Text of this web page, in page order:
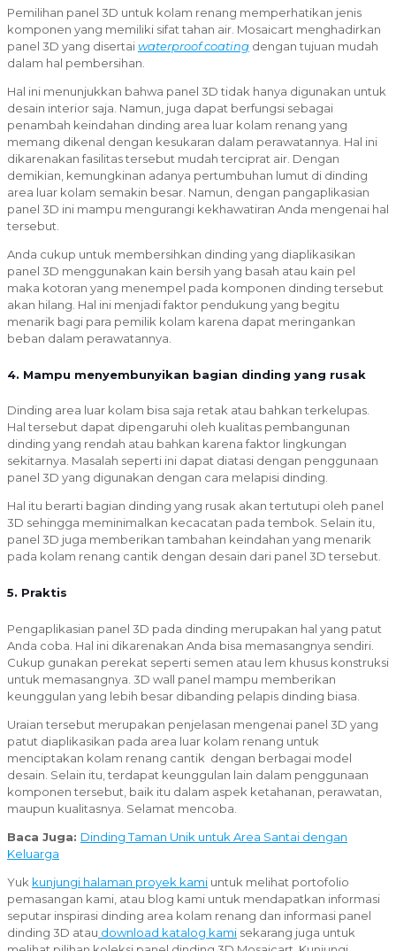
Pemilihan panel 3D untuk kolam renang memperhatikan jenis
komponen yang memiliki sifat tahan air. Mosaicart menghadirkan
panel 3D yang disertaiwaterproof coating dengan tujuan mudah
dalam hal pembersihan.
Hal ini menunjukkan bahwa panel 3D tidak hanya digunakan untuk
desain interior saja. Namun, juga dapat berfungsi sebagai
penambah keindahan dinding area luar kolam renang yang
memang dikenal dengan kesukaran dalam perawatannya. Hal ini
dikarenakan fasilitas tersebut mudah terciprat air. Dengan
demikian, kemungkinan adanya pertumbuhan lumut di dinding
area luar kolam semakin besar. Namun, dengan pangaplikasian
panel 3D ini mampu mengurangi kekhawatiran Anda mengenai hal
tersebut.
Anda cukup untuk membersihkan dinding yang diaplikasikan
panel 3D menggunakan kain bersih yang basah atau kain pel
maka kotoran yang menempel pada komponen dinding tersebut
akan hilang. Hal ini menjadi faktor pendukung yang begitu
menarik bagi para pemilik kolam karena dapat meringankan
beban dalam perawatannya.
4. Mampu menyembunyikan bagian dinding yang rusak
Dinding area luar kolam bisa saja retak atau bahkan terkelupas.
Hal tersebut dapat dipengaruhi oleh kualitas pembangunan
dinding yang rendah atau bahkan karena faktor lingkungan
sekitarnya. Masalah seperti ini dapat diatasi dengan penggunaan
panel 3D yang digunakan dengan cara melapisi dinding.
Hal itu berarti bagian dinding yang rusak akan tertutupi oleh panel
3D sehingga meminimalkan kecacatan pada tembok. Selain itu,
panel 3D juga memberikan tambahan keindahan yang menarik
pada kolam renang cantik dengan desain dari panel 3D tersebut.
5. Praktis
Pengaplikasian panel 3D pada dinding merupakan hal yang patut
Anda coba. Hal ini dikarenakan Anda bisa memasangnya sendiri.
Cukup gunakan perekat seperti semen atau lem khusus konstruksi
untuk memasangnya. 3D wall panel mampu memberikan
keunggulan yang lebih besar dibanding pelapis dinding biasa.
Uraian tersebut merupakan penjelasan mengenai panel 3D yang
patut diaplikasikan pada area luar kolam renang untuk
menciptakan kolam renang cantik dengan berbagai model
desain. Selain itu, terdapat keunggulan lain dalam penggunaan
komponen tersebut, baik itu dalam aspek ketahanan, perawatan,
maupun kualitasnya. Selamat mencoba.
Baca Juga: Dinding Taman Unik untuk Area Santai dengan
Keluarga
Yuk kunjungi halaman proyek kami untuk melihat portofolio
pemasangan kami, atau blog kami untuk mendapatkan informasi
seputar inspirasi dinding area kolam renang dan informasi panel
dinding 3D atau download katalog kami sekarang juga untuk